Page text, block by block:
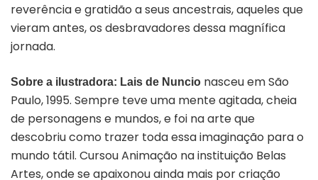
reverência e gratidão a seus ancestrais, aqueles que
vieram antes, os desbravadores dessa magnífica
jornada.
Sobre a ilustradora: Lais de Nuncio nasceu em São
Paulo, 1995. Sempre teve uma mente agitada, cheia
de personagens e mundos, e foi na arte que
descobriu como trazer toda essa imaginação para o
mundo tátil. Cursou Animação na instituição Belas
Artes, onde se apaixonou ainda mais por criação